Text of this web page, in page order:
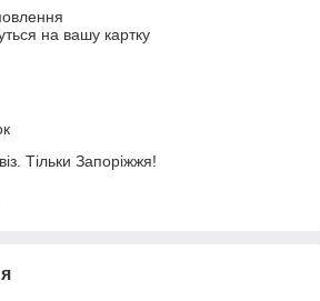
на вашу картку
Тільки Запоріжжя!